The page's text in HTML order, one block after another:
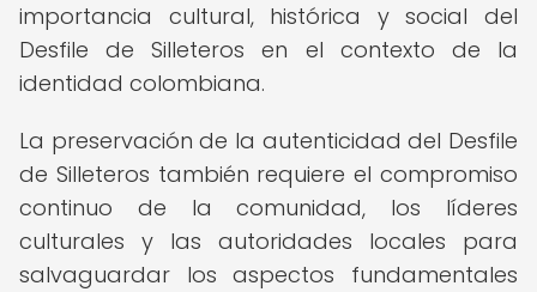
importancia cultural, histórica y social del
Desfile de Silleteros en el contexto de la
identidad colombiana.
La preservación de la autenticidad del Desfile
de Silleteros también requiere el compromiso
continuo de la comunidad, los líderes
culturales y las autoridades locales para
salvaguardar los aspectos fundamentales